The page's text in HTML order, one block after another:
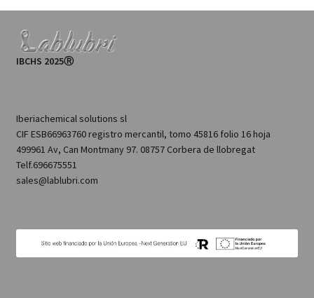
IBCHS 2025Ⓡ
Iberiachemical solutions sl
CIF ESB66963760 registro mercantil, tomo 45816 folio 16 hoja
499961 Av, Can Montmany 97. 08757 Corbera de llobregat
Telf.696675551
sales@lablubri.com